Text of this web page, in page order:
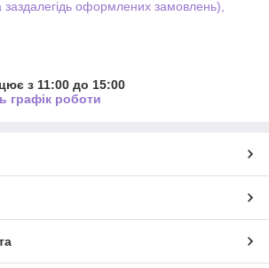
заздалегідь оформлених замовлень),
з 11:00 до 15:00
графік роботи